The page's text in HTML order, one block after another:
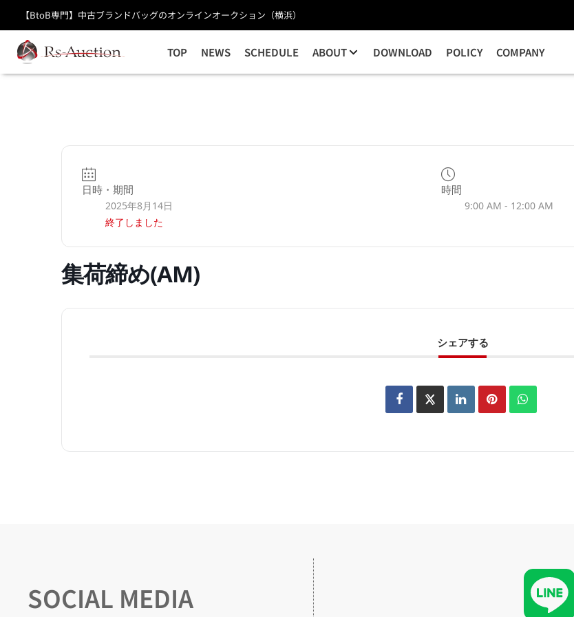
キ
【BtoB専門】中古ブランドバッグのオンラインオークション（横浜）
TOP NEWS SCHEDULE ABOUT DOWNLOAD POLICY COMPANY
集荷締め(AM)
日時・期間
2025年8月14日
終了しました
時間
9:00 AM - 12:00 AM
集荷締め(AM)
シェアする
SOCIAL MEDIA